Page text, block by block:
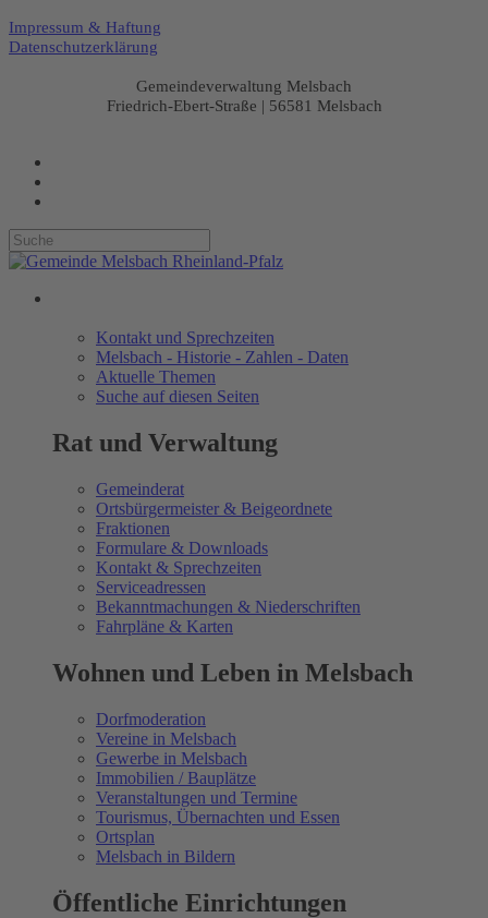
Impressum & Haftung
Datenschutzerklärung
Gemeindeverwaltung Melsbach
Friedrich-Ebert-Straße | 56581 Melsbach
Kontakt und Sprechzeiten
Melsbach - Historie - Zahlen - Daten
Aktuelle Themen
Suche auf diesen Seiten
Rat und Verwaltung
Gemeinderat
Ortsbürgermeister & Beigeordnete
Fraktionen
Formulare & Downloads
Kontakt & Sprechzeiten
Serviceadressen
Bekanntmachungen & Niederschriften
Fahrpläne & Karten
Wohnen und Leben in Melsbach
Dorfmoderation
Vereine in Melsbach
Gewerbe in Melsbach
Immobilien / Bauplätze
Veranstaltungen und Termine
Tourismus, Übernachten und Essen
Ortsplan
Melsbach in Bildern
Öffentliche Einrichtungen